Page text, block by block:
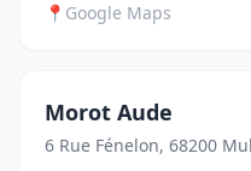
📍 Google Maps
Morot Aude
6 Rue Fénelon, 68200